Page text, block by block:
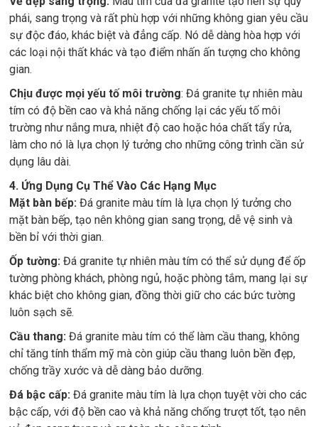
phái, sang trọng và rất phù hợp với những không gian yêu cầu
sự độc đáo, khác biệt và đẳng cấp. Nó dễ dàng hòa hợp với
các loại nội thất khác và tạo điểm nhấn ấn tượng cho không
gian.
Chịu được mọi yếu tố môi trường: Đá granite tự nhiên màu
tím có độ bền cao và khả năng chống lại các yếu tố môi
trường như nắng mưa, nhiệt độ cao hoặc hóa chất tẩy rửa,
làm cho nó là lựa chọn lý tưởng cho những công trình cần sử
dụng lâu dài.
4. Ứng Dụng Cụ Thể Vào Các Hạng Mục
Mặt bàn bếp: Đá granite màu tím là lựa chọn lý tưởng cho
mặt bàn bếp, tạo nên không gian sang trọng, dễ vệ sinh và
bền bỉ với thời gian.
Ốp tường: Đá granite tự nhiên màu tím có thể sử dụng để ốp
tường phòng khách, phòng ngủ, hoặc phòng tắm, mang lại sự
khác biệt cho không gian, đồng thời giữ cho các bức tường
luôn sạch sẽ.
Cầu thang: Đá granite màu tím có thể làm cầu thang, không
chỉ tăng tính thẩm mỹ mà còn giúp cầu thang luôn bền đẹp,
chống trầy xước và dễ dàng bảo dưỡng.
Đá bậc cấp: Đá granite màu tím là lựa chọn tuyệt vời cho các
bậc cấp, với độ bền cao và khả năng chống trượt tốt, tạo nên